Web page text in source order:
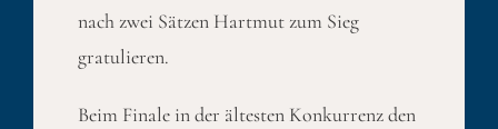
nach zwei Sätzen Hartmut zum Sieg
gratulieren.
Beim Finale in der ältesten Konkurrenz den